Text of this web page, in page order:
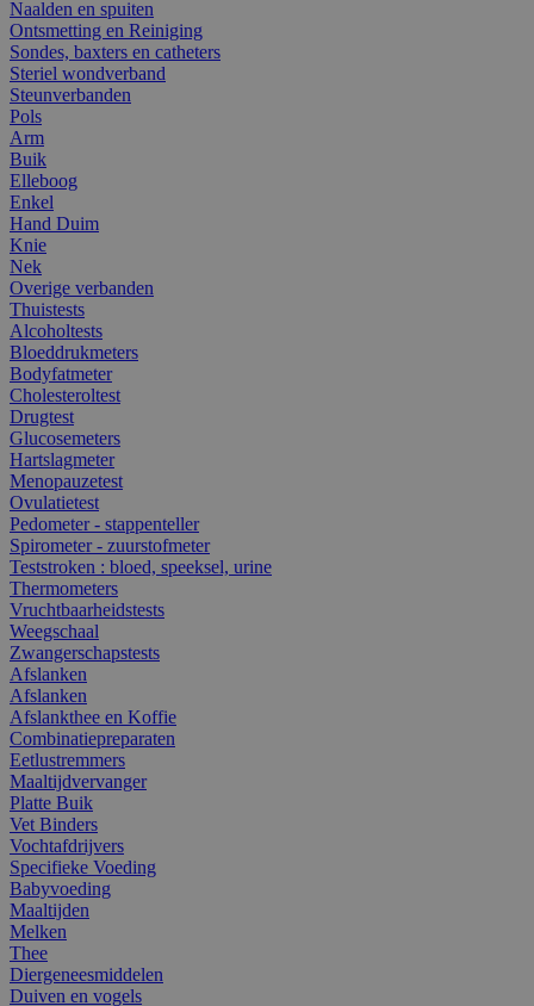
Naalden en spuiten
Ontsmetting en Reiniging
Sondes, baxters en catheters
Steriel wondverband
Steunverbanden
Pols
Arm
Buik
Elleboog
Enkel
Hand Duim
Knie
Nek
Overige verbanden
Thuistests
Alcoholtests
Bloeddrukmeters
Bodyfatmeter
Cholesteroltest
Drugtest
Glucosemeters
Hartslagmeter
Menopauzetest
Ovulatietest
Pedometer - stappenteller
Spirometer - zuurstofmeter
Teststroken : bloed, speeksel, urine
Thermometers
Vruchtbaarheidstests
Weegschaal
Zwangerschapstests
Afslanken
Afslanken
Afslankthee en Koffie
Combinatiepreparaten
Eetlustremmers
Maaltijdvervanger
Platte Buik
Vet Binders
Vochtafdrijvers
Specifieke Voeding
Babyvoeding
Maaltijden
Melken
Thee
Diergeneesmiddelen
Duiven en vogels